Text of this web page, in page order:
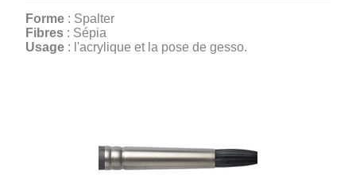
Forme : Spalter
Fibres : Sépia
Usage : l'acrylique et la pose de gesso.